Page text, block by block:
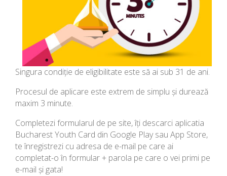
Singura condiție de eligibilitate este să ai sub 31 de ani.
Procesul de aplicare este extrem de simplu și durează
maxim 3 minute.
Completezi formularul de pe site, îți descarci aplicatia
Bucharest Youth Card din Google Play sau App Store,
te înregistrezi cu adresa de e-mail pe care ai
completat-o în formular + parola pe care o vei primi pe
e-mail și gata!